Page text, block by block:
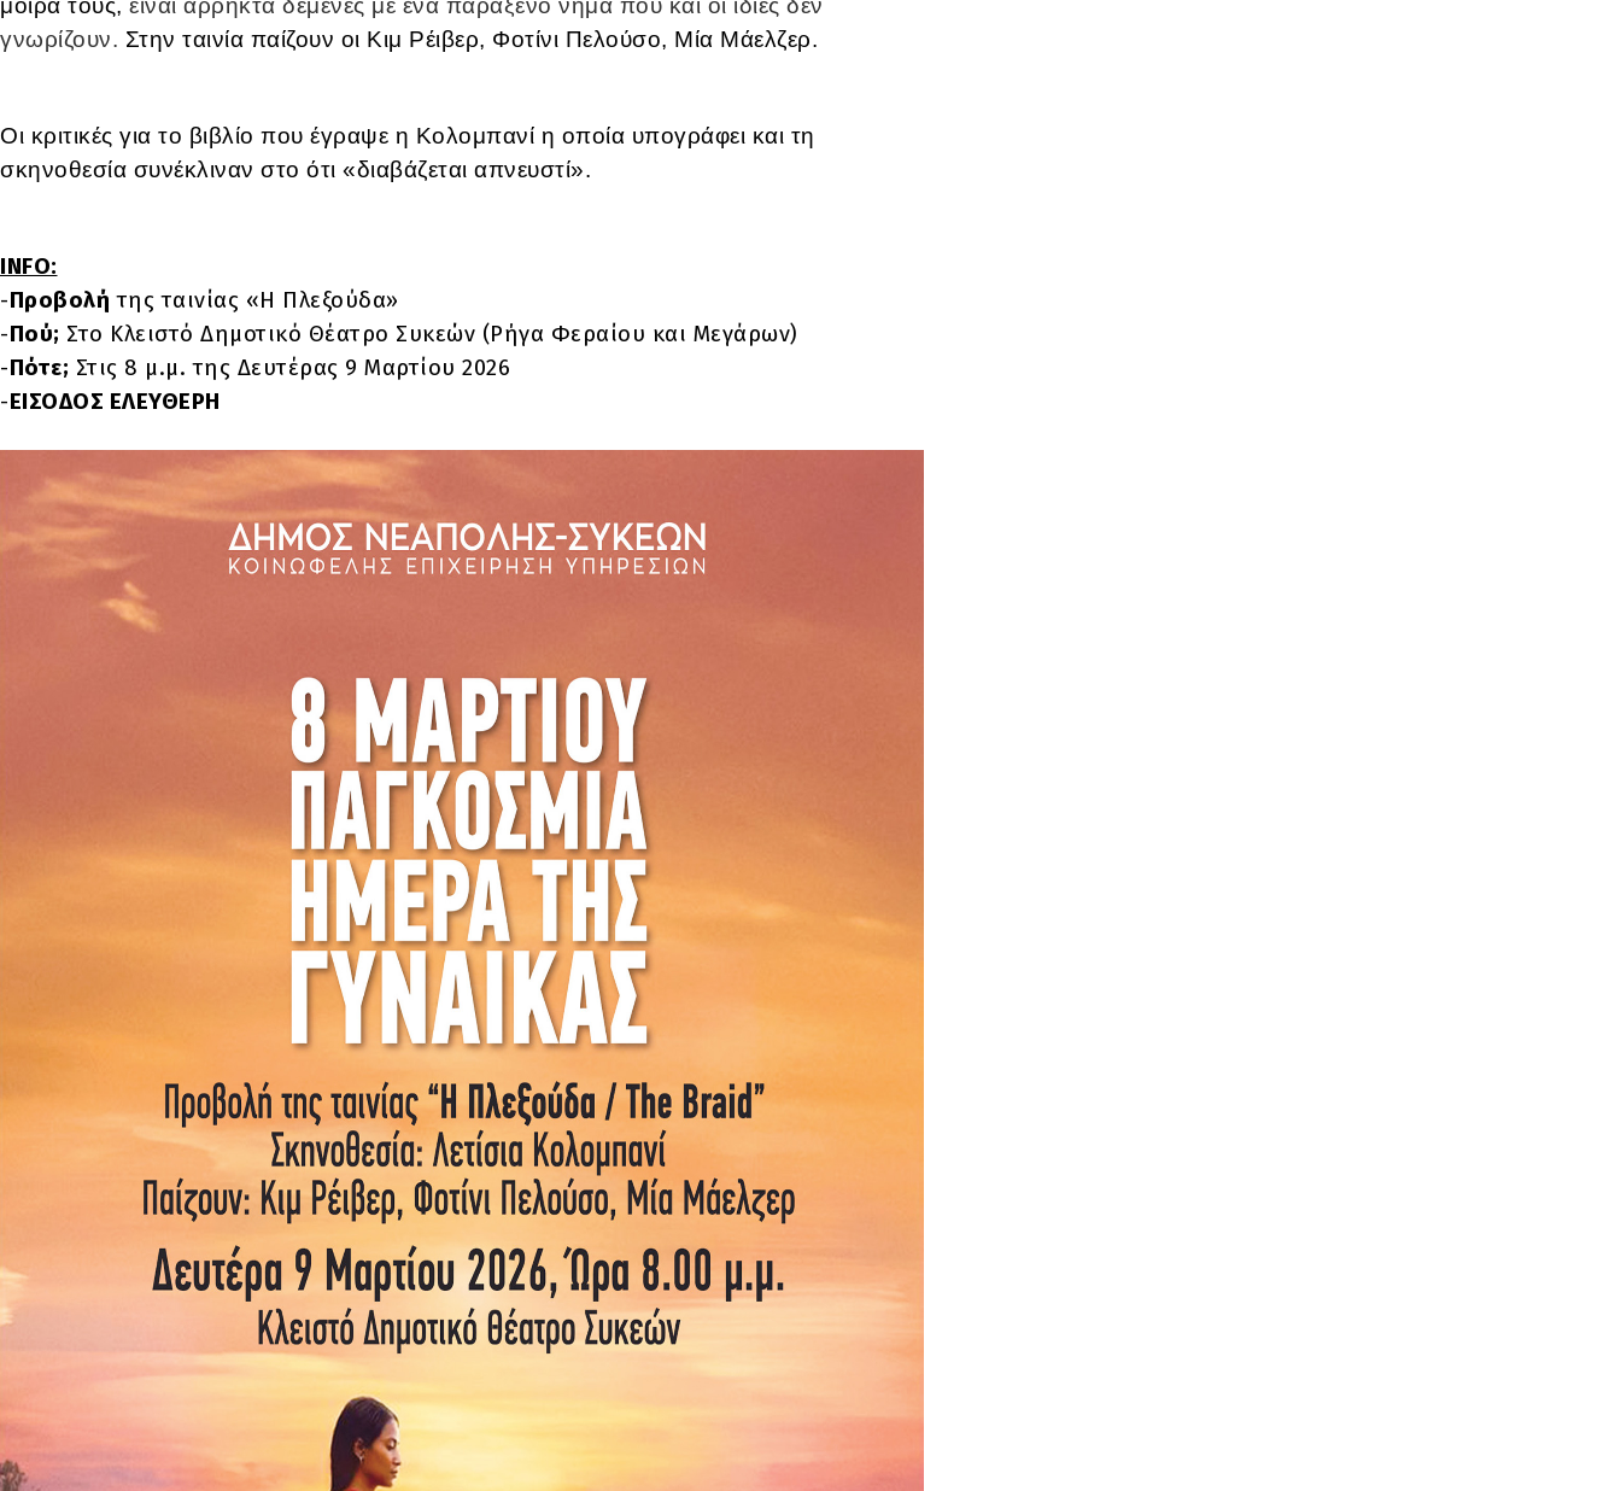
μοίρα τους, είναι άρρηκτα δεμένες με ένα παράξενο νήμα που και οι ίδιες δεν
γνωρίζουν. Στην ταινία παίζουν οι Κιμ Ρέιβερ, Φοτίνι Πελούσο, Μία Μάελζερ.
Οι κριτικές για το βιβλίο που έγραψε η Κολομπανί η οποία υπογράφει και τη
σκηνοθεσία συνέκλιναν στο ότι «διαβάζεται απνευστί».
INFO:
-Προβολή της ταινίας «Η Πλεξούδα»
-Πού; Στο Κλειστό Δημοτικό Θέατρο Συκεών (Ρήγα Φεραίου και Μεγάρων)
-Πότε; Στις 8 μ.μ. της Δευτέρας 9 Μαρτίου 2026
-ΕΙΣΟΔΟΣ ΕΛΕΥΘΕΡΗ